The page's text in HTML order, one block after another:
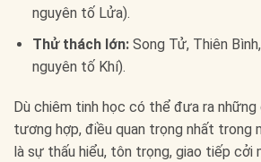
nguyên tố Lửa).
Thử thách lớn:Song Tử, Thiên
nguyên tố Khí).
Dù chiêm tinh học có thể đưa ra
tương hợp, điều quan trọng nhất trong
là sự thấu hiểu, tôn trọng, giao tiếp